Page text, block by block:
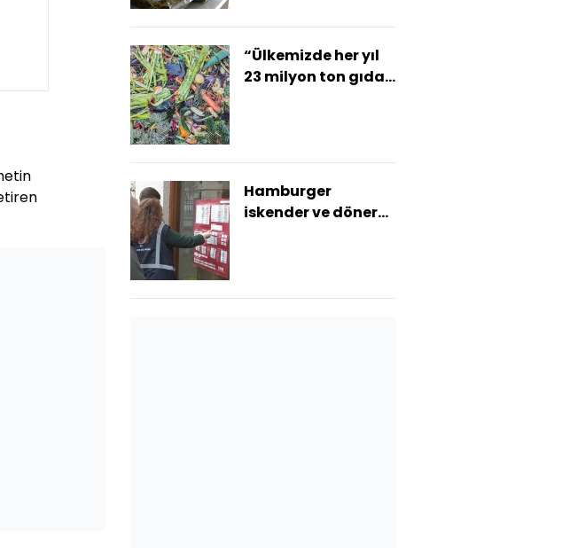
“Ülkemizde her yıl
23 milyon ton gıda
Hamburger
iskender ve dönere